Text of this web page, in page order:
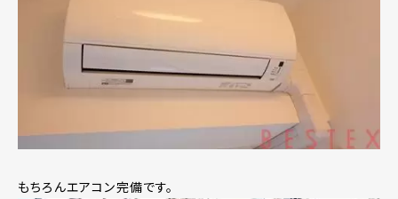
もちろんエアコン完備です。